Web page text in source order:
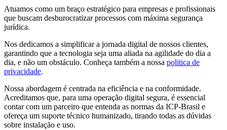
Atuamos como um braço estratégico para empresas e profissionais
que buscam desburocratizar processos com máxima segurança
jurídica.
Nos dedicamos a simplificar a jornada digital de nossos clientes,
garantindo que a tecnologia seja uma aliada na agilidade do dia a
dia, e não um obstáculo. Conheça também a nossa politica de
privacidade.
Nossa abordagem é centrada na eficiência e na conformidade.
Acreditamos que, para uma operação digital segura, é essencial
contar com um parceiro que entenda as normas da ICP-Brasil e
ofereça um suporte técnico humanizado, tirando todas as dúvidas
sobre instalação e uso.